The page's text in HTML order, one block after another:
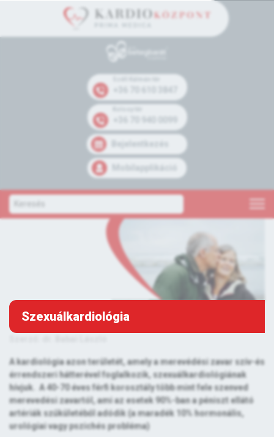
Bejelentkezés
Mobilapplikáció
Szexuálkardiológia
A kardiológia azon területét, amely a merevédési zavar szív-és
érrendszeri hátterével foglalkozik, szexuálkardiológiának
hívjuk. A 40-70 éves férfi korosztály több mint fele szenved
merevedési zavartól, ami az esetek 90%-ban a péniszt ellátó
artériák szűkületéből adódik (a maradék 10% hormonális,
urológiai vagy pszichés probléma)